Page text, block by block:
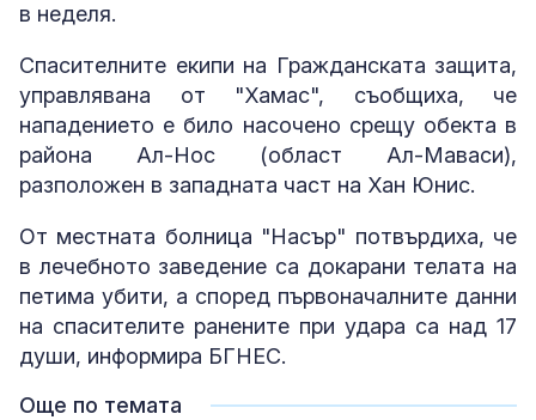
в неделя.
Спасителните екипи на Гражданската защита,
управлявана от "Хамас", съобщиха, че
нападението е било насочено срещу обекта в
района Ал-Нос (област Ал-Маваси),
разположен в западната част на Хан Юнис.
От местната болница "Насър" потвърдиха, че
в лечебното заведение са докарани телата на
петима убити, а според първоначалните данни
на спасителите ранените при удара са над 17
души, информира БГНЕС.
Още по темата